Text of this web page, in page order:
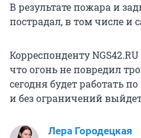
В результате пожара и
пострадал, в том числе и
Корреспонденту
что огонь не повредил
сегодня будет работать
и без ограничений
Лера Городецкая